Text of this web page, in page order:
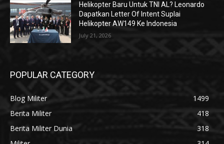
Helikopter Baru Untuk TNI AL? Leonardo
Dapatkan Letter Of Intent Suplai
Helikopter AW149 Ke Indonesia
July 21, 2026
POPULAR CATEGORY
Blog Militer
1499
Berita Militer
418
Berita Militer Dunia
318